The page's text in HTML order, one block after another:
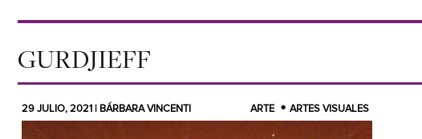
GURDJIEFF
29 JULIO, 2021 | BÁRBARA VINCENTI ARTE ARTES VISUALES